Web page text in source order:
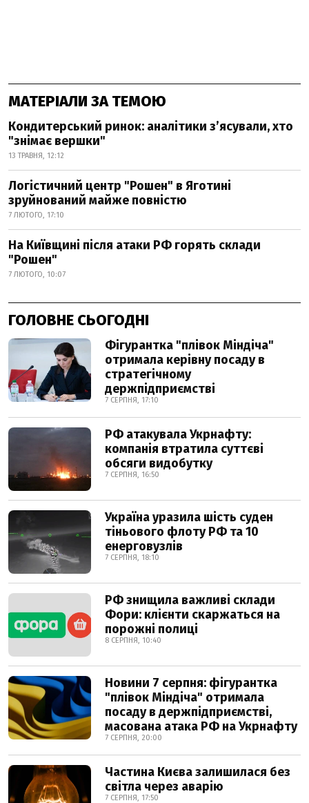
МАТЕРІАЛИ ЗА ТЕМОЮ
Кондитерський ринок: аналітики з’ясували, хто
"знімає вершки"
13 ТРАВНЯ, 12:12
Логістичний центр "Рошен" в Яготині
зруйнований майже повністю
7 ЛЮТОГО, 17:10
На Київщині після атаки РФ горять склади
"Рошен"
7 ЛЮТОГО, 10:07
ГОЛОВНЕ СЬОГОДНІ
Фігурантка "плівок Міндіча"
отримала керівну посаду в
стратегічному
держпідприємстві
7 СЕРПНЯ, 17:10
РФ атакувала Укрнафту:
компанія втратила суттєві
обсяги видобутку
7 СЕРПНЯ, 16:50
Україна уразила шість суден
тіньового флоту РФ та 10
енерговузлів
7 СЕРПНЯ, 18:10
РФ знищила важливі склади
Фори: клієнти скаржаться на
порожні полиці
8 СЕРПНЯ, 10:40
Новини 7 серпня: фігурантка
"плівок Міндіча" отримала
посаду в держпідприємстві,
масована атака РФ на Укрнафту
7 СЕРПНЯ, 20:00
Частина Києва залишилася без
світла через аварію
7 СЕРПНЯ, 17:50